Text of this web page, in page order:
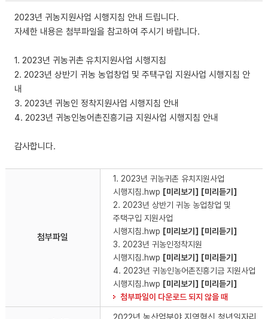
2023년 귀농지원사업 시행지침 안내 드립니다.
자세한 내용은 첨부파일을 참고하여 주시기 바랍니다.
1. 2023년 귀농귀촌 유치지원사업 시행지침
2. 2023년 상반기 귀농 농업창업 및 주택구입 지원사업 시행지침 안
내
3. 2023년 귀농인 정착지원사업 시행지침 안내
4. 2023년 귀농인농어촌진흥기금 지원사업 시행지침 안내
감사합니다.
첨부파일
1. 2023년 귀농귀촌 유치지원사업
시행지침.hwp [미리보기]
[미리듣기]
2. 2023년 상반기 귀농 농업창업 및
주택구입 지원사업
시행지침.hwp [미리보기]
[미리듣기]
3. 2023년 귀농인정착지원
시행지침.hwp [미리보기]
[미리듣기]
4. 2023년 귀농인농어촌진흥기금 지원사업
시행지침.hwp [미리보기]
[미리듣기]
첨부파일이 다운로드 되지 않을 때